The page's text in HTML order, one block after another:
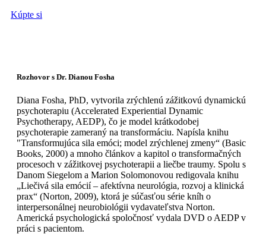
Kúpte si
Rozhovor s Dr. Dianou Fosha
Diana Fosha, PhD, vytvorila zrýchlenú zážitkovú dynamickú
psychoterapiu (Accelerated Experiential Dynamic
Psychotherapy, AEDP), čo je model krátkodobej
psychoterapie zameraný na transformáciu. Napísla knihu
"Transformujúca sila emóci; model zrýchlenej zmeny“ (Basic
Books, 2000) a mnoho článkov a kapitol o transformačných
procesoch v zážitkovej psychoterapii a liečbe traumy. Spolu s
Danom Siegelom a Marion Solomonovou redigovala knihu
„Liečivá sila emócií – afektívna neurológia, rozvoj a klinická
prax“ (Norton, 2009), ktorá je súčasťou série kníh o
interpersonálnej neurobiológii vydavateľstva Norton.
Americká psychologická spoločnosť vydala DVD o AEDP v
práci s pacientom.